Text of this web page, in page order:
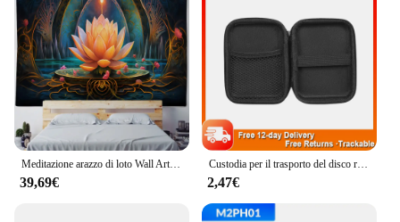
Meditazione arazzo di loto Wall Art, grande arazzo decorazione murale, casa, camera da letto, decorazione del soggiorno
39,69€
Custodia per il trasporto del disco rigido da 2.5 pollici antiurto in EVA custodia per il trasporto del disco rigido da 2.5 "materiale di superficie EVA + PU
2,47€